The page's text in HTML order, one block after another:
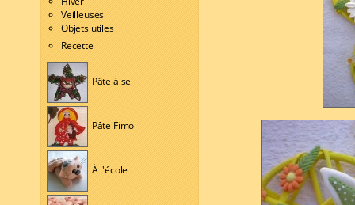
Veilleuses
Objets utiles
Recette
Pâte à sel
Pâte Fimo
À l'école